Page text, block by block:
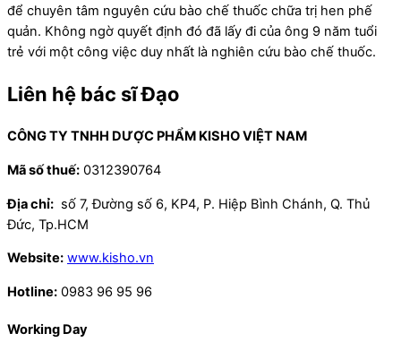
để chuyên tâm nguyên cứu bào chế thuốc chữa trị hen phế
quản. Không ngờ quyết định đó đã lấy đi của ông 9 năm tuổi
trẻ với một công việc duy nhất là nghiên cứu bào chế thuốc.
Liên hệ bác sĩ Đạo
CÔNG TY TNHH DƯỢC PHẨM KISHO VIỆT NAM
Mã số thuế: 0312390764
Địa chỉ: số 7, Đường số 6, KP4, P. Hiệp Bình Chánh, Q. Thủ
Đức, Tp.HCM
Website: www.kisho.vn
Hotline: 0983 96 95 96
Working Day